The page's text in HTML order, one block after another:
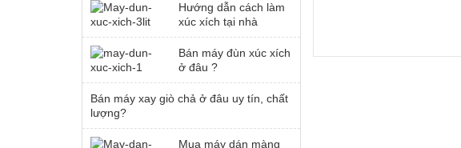
Hướng dẫn cách làm
xúc xích tại nhà
Bán máy đùn xúc xích
ở đâu ?
Bán máy xay giò chả ở đâu uy tín, chất
lượng?
Mua máy dán màng